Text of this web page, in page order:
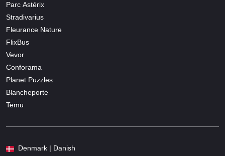
Parc Astérix
Stradivarius
Fleurance Nature
FlixBus
Vevor
Conforama
Planet Puzzles
Blancheporte
Temu
Denmark | Danish